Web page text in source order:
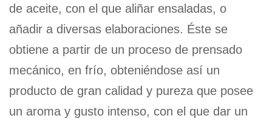
de aceite, con el que aliñar ensaladas, o
añadir a diversas elaboraciones. Éste se
obtiene a partir de un proceso de prensado
mecánico, en frío, obteniéndose así un
producto de gran calidad y pureza que posee
un aroma y gusto intenso, con el que dar un